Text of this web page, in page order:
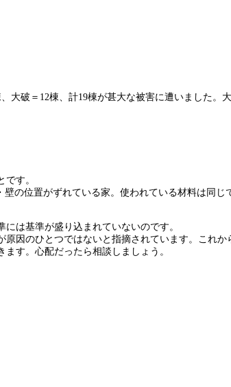
大破＝12棟、計19棟が甚大な被害に遭いました。
す。
の位置がずれている家。使われている材料は同じ
は基準が盛り込まれていないのです。
因のひとつではないと指摘されています。これ
す。心配だったら相談しましょう。